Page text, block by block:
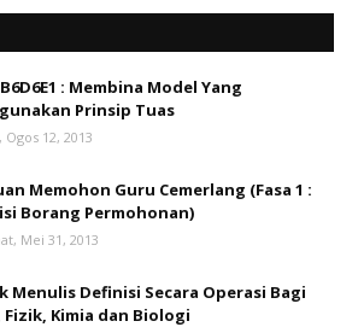
: Membina Model Yang
Prinsip Tuas
Ogos 12, 2013
Memohon Guru Cemerlang (Fasa 1 :
Borang Permohonan)
Mei 31, 2013
Menulis Definisi Secara Operasi Bagi
Fizik, Kimia dan Biologi